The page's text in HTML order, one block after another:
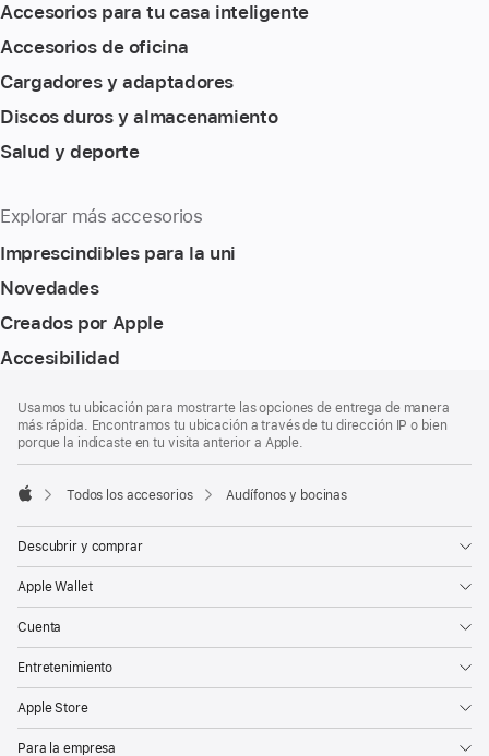
Accesorios para tu casa inteligente
Accesorios de oficina
Cargadores y adaptadores
Discos duros y almacenamiento
Salud y deporte
Explorar más accesorios
Imprescindibles para la uni
Novedades
Creados por Apple
Accesibilidad
de
página
a
pie
de
Usamos tu ubicación para mostrarte las opciones de entrega de manera
más rápida. Encontramos tu ubicación a través de tu dirección IP o bien
porque la indicaste en tu visita anterior a Apple.
Todos los accesorios Audífonos y bocinas
Descubrir y comprar
Apple Wallet
Cuenta
Entretenimiento
Apple Store
Para la empresa